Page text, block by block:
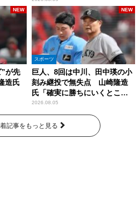
”が先
造氏
NEW
スポーツ
巨人、8回は中川、田中瑛の小
刻み継投で無失点 山崎隆造
氏「確実に勝ちにいくとこ
ろ」
2026.08.05
NEW
記事をもっと見る